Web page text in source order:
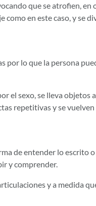
que se atrofien, en
en este caso, y se
por lo que la persona
el sexo, se lleva objetos
repetitivas y se
de entender lo escrito o
y comprender.
y a medida